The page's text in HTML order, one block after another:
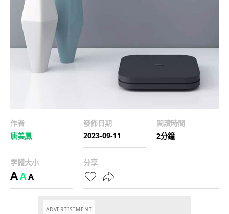
作者
唐美鳳
發佈日期
2023-09-11
閱讀時間
2分鐘
字體大小
AAA
分享
ADVERTISEMENT